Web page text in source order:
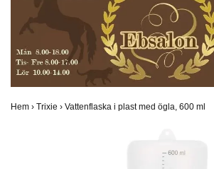
Hem › Trixie › Vattenflaska i plast med ögla, 600 ml